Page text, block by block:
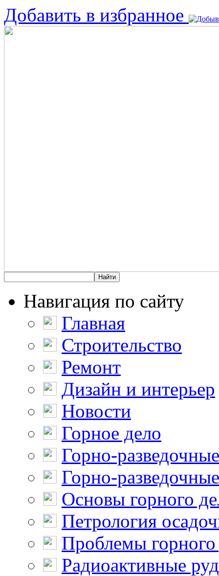
Добавить в избранное
Навигация по сайту
Главная
Строительство
Ремонт
Дизайн и интерьер
Новости
Горное дело
Горно-
Горно-
Основы горного
Петрология
Проблемы горного
Радиоактивные